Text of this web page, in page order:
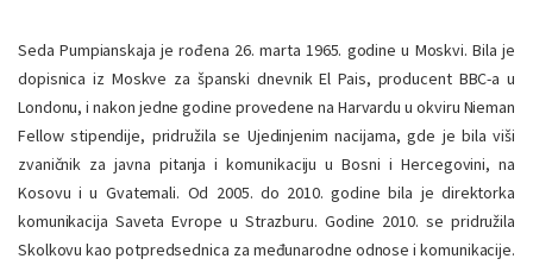
Seda Pumpianskaja je rođena 26. marta 1965. godine u Moskvi. Bila je
dopisnica iz Moskve za španski dnevnik El Pais, producent BBC-a u
Londonu, i nakon jedne godine provedene na Harvardu u okviru Nieman
Fellow stipendije, pridružila se Ujedinjenim nacijama, gde je bila viši
zvaničnik za javna pitanja i komunikaciju u Bosni i Hercegovini, na
Kosovu i u Gvatemali. Od 2005. do 2010. godine bila je direktorka
komunikacija Saveta Evrope u Strazburu. Godine 2010. se pridružila
Skolkovu kao potpredsednica za međunarodne odnose i komunikacije.